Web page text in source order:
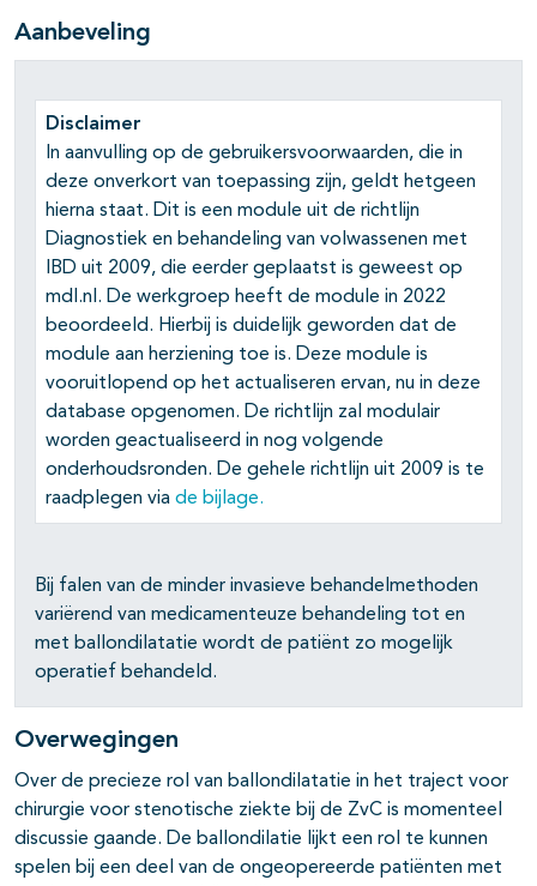
open- en dichtklappen
open- en dichtklappen
open- en dichtklappen
Aanbeveling
Disclaimer
In aanvulling op de gebruikersvoorwaarden, die in
deze onverkort van toepassing zijn, geldt hetgeen
hierna staat. Dit is een module uit de richtlijn
Diagnostiek en behandeling van volwassenen met
IBD uit 2009, die eerder geplaatst is geweest op
mdl.nl. De werkgroep heeft de module in 2022
beoordeeld. Hierbij is duidelijk geworden dat de
module aan herziening toe is. Deze module is
vooruitlopend op het actualiseren ervan, nu in deze
database opgenomen. De richtlijn zal modulair
worden geactualiseerd in nog volgende
onderhoudsronden. De gehele richtlijn uit 2009 is te
raadplegen via de bijlage.
Bij falen van de minder invasieve behandelmethoden
variërend van medicamenteuze behandeling tot en
met ballondilatatie wordt de patiënt zo mogelijk
operatief behandeld.
Overwegingen
Over de precieze rol van ballondilatatie in het traject voor
chirurgie voor stenotische ziekte bij de ZvC is momenteel
discussie gaande. De ballondilatie lijkt een rol te kunnen
spelen bij een deel van de ongeopereerde patiënten met